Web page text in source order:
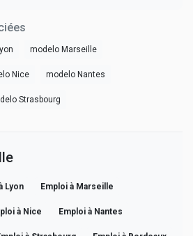
modelo Marseille
Nice modelo Nantes
Strasbourg
Lyon Emploi à Marseille
à Nice Emploi à Nantes